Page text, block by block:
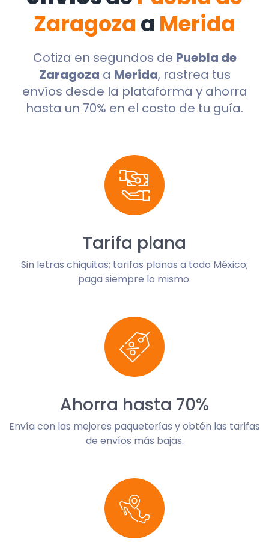
Zaragoza a Merida
Cotiza en segundos de Puebla de
Zaragoza a Merida, rastrea tus
envíos desde la plataforma y ahorra
hasta un 70% en el costo de tu guía.
Tarifa plana
Sin letras chiquitas; tarifas planas a todo México;
paga siempre lo mismo.
Ahorra hasta 70%
Envía con las mejores paqueterías y obtén las tarifas
de envíos más bajas.